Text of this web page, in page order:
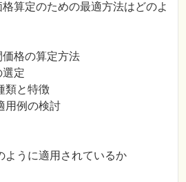
算定のための最適方法はどのよ
格の算定方法
定
と特徴
例の検討
うに適用されているか